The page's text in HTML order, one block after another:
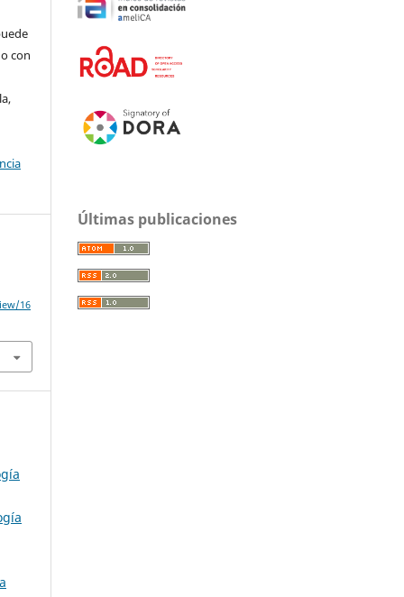
con
16
Últimas publicaciones